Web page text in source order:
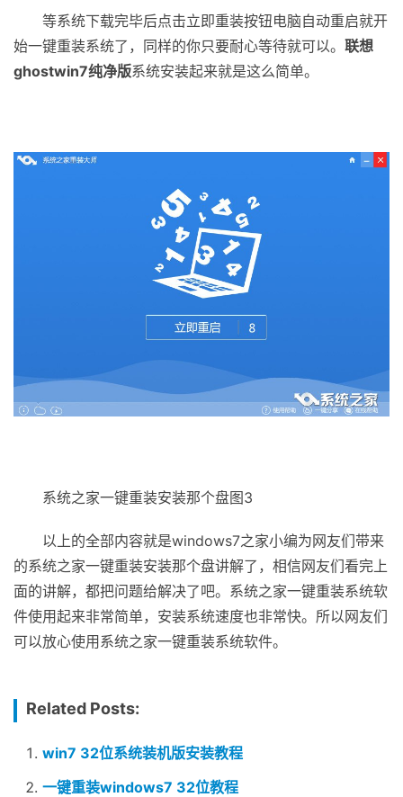
等系统下载完毕后点击立即重装按钮电脑自动重启就开
始一键重装系统了，同样的你只要耐心等待就可以。 联想
ghostwin7纯净版系统安装起来就是这么简单。
系统之家一键重装安装那个盘图3
以上的全部内容就是windows7之家小编为网友们带来
的系统之家一键重装安装那个盘讲解了，相信网友们看完上
面的讲解，都把问题给解决了吧。系统之家一键重装系统软
件使用起来非常简单，安装系统速度也非常快。所以网友们
可以放心使用系统之家一键重装系统软件。
Related Posts:
win7 32位系统装机版安装教程
一键重装windows7 32位教程